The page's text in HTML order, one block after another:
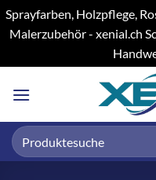
Sprayfarben, Holzpflege,
Malerzubehör - xenial.ch
Inhalt
Suchen
nach: